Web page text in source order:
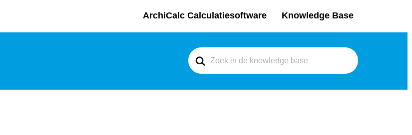
ArchiCalc Calculatiesoftware Knowledge Base
Search
For